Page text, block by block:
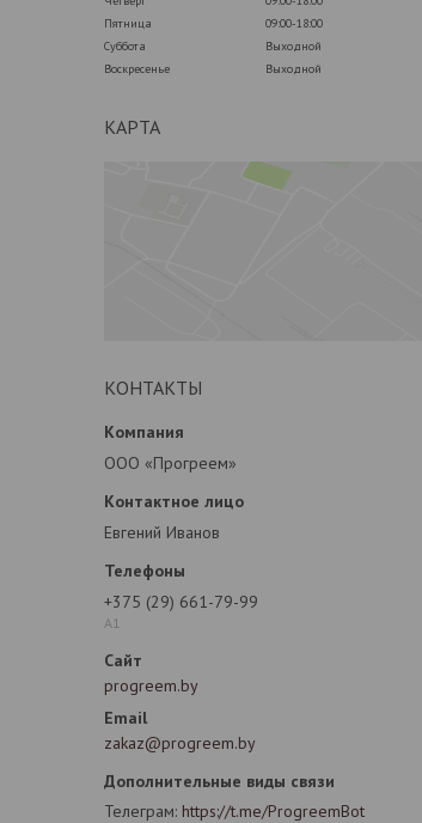
Пятница
09:00-18:00
Суббота
Выходной
Воскресенье
Выходной
КАРТА
КОНТАКТЫ
ООО «Прогреем»
Евгений Иванов
+375 (29) 661-79-99
А1
progreem.by
zakaz@progreem.by
Телеграм https://t.me/ProgreemBot